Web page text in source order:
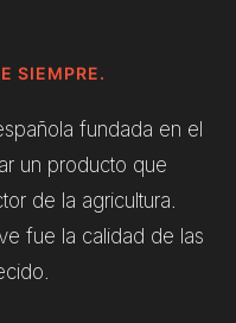
SIEMPRE.
fundada en el
un producto que
de la agricultura.
fue la calidad de las